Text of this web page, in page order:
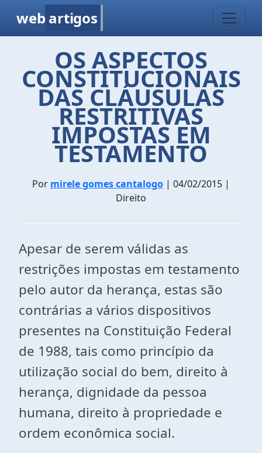
web artigos
OS ASPECTOS
CONSTITUCIONAIS
DAS CLÁUSULAS
RESTRITIVAS
IMPOSTAS EM
TESTAMENTO
Por mirele gomes cantalogo | 04/02/2015 |
Direito
Apesar de serem válidas as
restrições impostas em testamento
pelo autor da herança, estas são
contrárias a vários dispositivos
presentes na Constituição Federal
de 1988, tais como princípio da
utilização social do bem, direito à
herança, dignidade da pessoa
humana, direito à propriedade e
ordem econômica social.